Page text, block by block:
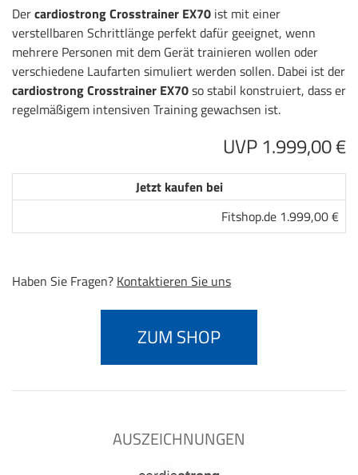
Dercardiostrong Crosstrainer EX70 ist mit einer
verstellbaren Schrittlänge perfekt dafür geeignet, wenn
mehrere Personen mit dem Gerät trainieren wollen oder
verschiedene Laufarten simuliert werden sollen. Dabei ist der
cardiostrong Crosstrainer EX70so stabil konstruiert, dass er
regelmäßigem intensiven Training gewachsen ist.
UVP 1.999,00 €
Jetzt kaufen bei
Fitshop.de 1.999,00 €
Haben Sie Fragen? Kontaktieren Sie uns
ZUM SHOP
AUSZEICHNUNGEN